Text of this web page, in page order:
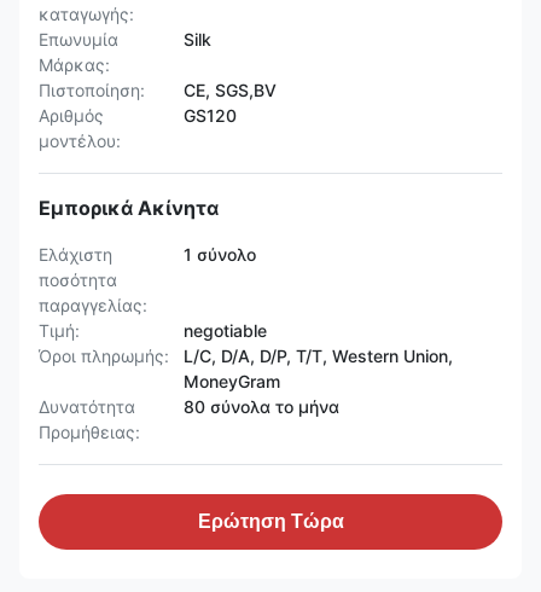
καταγωγής:
Επωνυμία
Μάρκας:
Silk
Πιστοποίηση:
CE, SGS,BV
Αριθμός
μοντέλου:
GS120
Εμπορικά Ακίνητα
Ελάχιστη
ποσότητα
παραγγελίας:
1 σύνολο
Τιμή:
negotiable
Όροι πληρωμής:
L/C, D/A, D/P, T/T, Western Union,
MoneyGram
Δυνατότητα
Προμήθειας:
80 σύνολα το μήνα
Ερώτηση Τώρα